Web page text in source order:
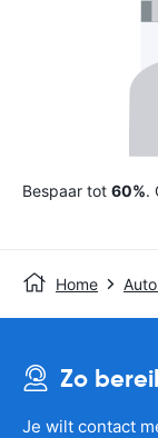
Bespaar tot 60%.
Home
Zo
Je wilt contact